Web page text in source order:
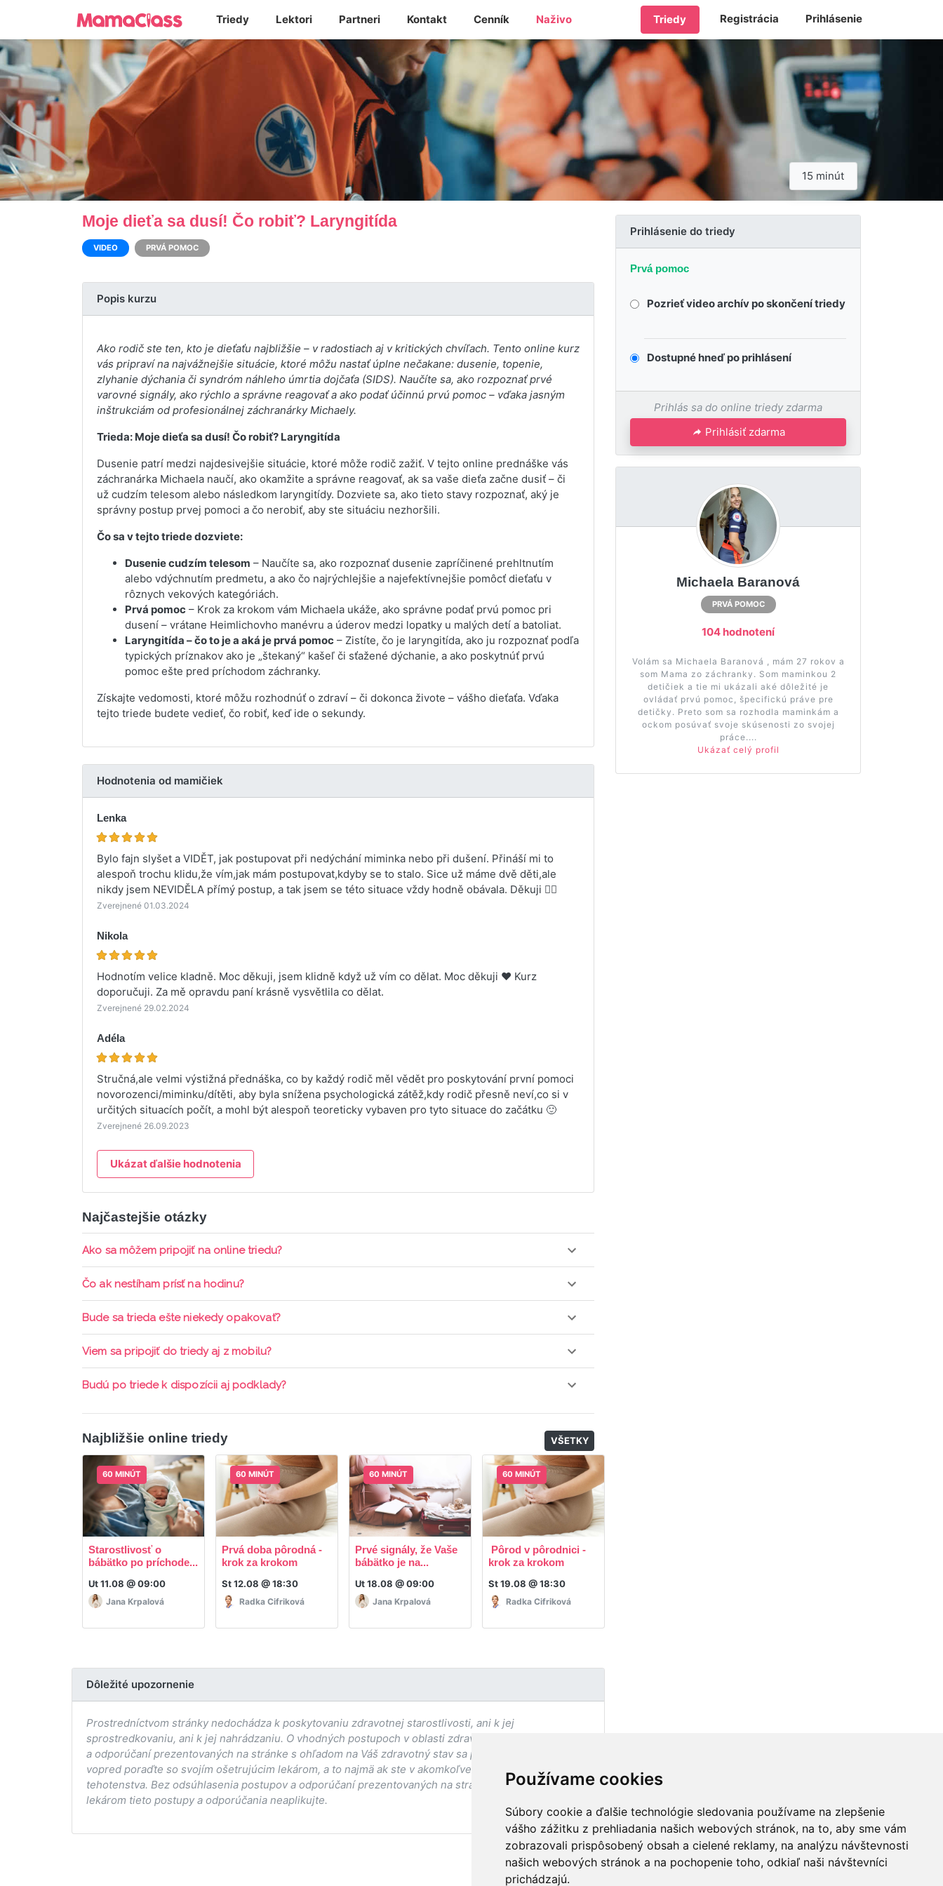
Používame cookies
Súbory cookie a ďalšie technológie sledovania používame na zlepšenie
vášho zážitku z prehliadania našich webových stránok, na to, aby sme vám
zobrazovali prispôsobený obsah a cielené reklamy, na analýzu návštevnosti
našich webových stránok a na pochopenie toho, odkiaľ naši návštevníci
prichádzajú.
Triedy Lektori Partneri Kontakt Cenník Naživo Triedy Registrácia Prihlásenie
15 minút
Moje dieťa sa dusí! Čo robiť? Laryngitída
VIDEO PRVÁ POMOC
Popis kurzu
Ako rodič ste ten, kto je dieťaťu najbližšie – v radostiach aj v kritických chvíľach. Tento online kurz
vás pripraví na najvážnejšie situácie, ktoré môžu nastať úplne nečakane: dusenie, topenie,
zlyhanie dýchania či syndróm náhleho úmrtia dojčaťa (SIDS). Naučíte sa, ako rozpoznať prvé
varovné signály, ako rýchlo a správne reagovať a ako podať účinnú prvú pomoc – vďaka jasným
inštrukciám od profesionálnej záchranárky Michaely.
Trieda: Moje dieťa sa dusí! Čo robiť? Laryngitída
Dusenie patrí medzi najdesivejšie situácie, ktoré môže rodič zažiť. V tejto online prednáške vás
záchranárka Michaela naučí, ako okamžite a správne reagovať, ak sa vaše dieťa začne dusiť – či
už cudzím telesom alebo následkom laryngitídy. Dozviete sa, ako tieto stavy rozpoznať, aký je
správny postup prvej pomoci a čo nerobiť, aby ste situáciu nezhoršili.
Čo sa v tejto triede dozviete:
Dusenie cudzím telesom – Naučíte sa, ako rozpoznať dusenie zapríčinené prehltnutím
alebo vdýchnutím predmetu, a ako čo najrýchlejšie a najefektívnejšie pomôcť dieťaťu v
rôznych vekových kategóriách.
Prvá pomoc – Krok za krokom vám Michaela ukáže, ako správne podať prvú pomoc pri
dusení – vrátane Heimlichovho manévru a úderov medzi lopatky u malých detí a batoliat.
Laryngitída – čo to je a aká je prvá pomoc – Zistíte, čo je laryngitída, ako ju rozpoznať podľa
typických príznakov ako je „štekaný“ kašeľ či sťažené dýchanie, a ako poskytnúť prvú
pomoc ešte pred príchodom záchranky.
Získajte vedomosti, ktoré môžu rozhodnúť o zdraví – či dokonca živote – vášho dieťaťa. Vďaka
tejto triede budete vedieť, čo robiť, keď ide o sekundy.
Hodnotenia od mamičiek
Lenka
Bylo fajn slyšet a VIDĚT, jak postupovat při nedýchání miminka nebo při dušení. Přináší mi to
alespoň trochu klidu,že vím,jak mám postupovat,kdyby se to stalo. Sice už máme dvě děti,ale
nikdy jsem NEVIDĚLA přímý postup, a tak jsem se této situace vždy hodně obávala. Děkuji 👍🏻
Zverejnené 01.03.2024
Nikola
Hodnotím velice kladně. Moc děkuji, jsem klidně když už vím co dělat. Moc děkuji ❤️ Kurz
doporučuji. Za mě opravdu paní krásně vysvětlila co dělat.
Zverejnené 29.02.2024
Adéla
Stručná,ale velmi výstižná přednáška, co by každý rodič měl vědět pro poskytování první pomoci
novorozenci/miminku/dítěti, aby byla snížena psychologická zátěž,kdy rodič přesně neví,co si v
určitých situacích počít, a mohl být alespoň teoreticky vybaven pro tyto situace do začátku 🙂
Zverejnené 26.09.2023
Ukázat ďalšie hodnotenia
Najčastejšie otázky
Ako sa môžem pripojiť na online triedu?
Pripojenie do online triedy prebieha priamo cez web-stránku mamaclass.sk, stačí sledovať
Čo ak nestíham prísť na hodinu?
Každá trieda sa nahráva a je k dispozícií po dobu 7 dní. Pre pozretie video nahrávky je potrebné mať
Bude sa trieda ešte niekedy opakovať?
Triedy sa priebežne opakujú, stačí sledovať ponuku kurzov a tried.
Viem sa pripojiť do triedy aj z mobilu?
Áno, pripojenie do triedy je možné aj cez mobil, nie je k tomu potrebné sťahovať žiadne ďalšie appky
Budú po triede k dispozícii aj podklady?
Áno, po skončení triedy dostávate prístup na dodatočný materiál, ktorý Vaša hostka dala k dispozícií.
Najbližšie online triedy VŠETKY
60 MINÚT
Starostlivosť o
bábätko po príchode...
Ut 11.08 @ 09:00
Jana Krpalová
60 MINÚT
Prvá doba pôrodná -
krok za krokom
St 12.08 @ 18:30
Radka Cifriková
60 MINÚT
Prvé signály, že Vaše
bábätko je na...
Ut 18.08 @ 09:00
Jana Krpalová
60 MINÚT
Pôrod v pôrodnici -
krok za krokom
St 19.08 @ 18:30
Radka Cifriková
Dôležité upozornenie
Prostredníctvom stránky nedochádza k poskytovaniu zdravotnej starostlivosti, ani k jej
sprostredkovaniu, ani k jej nahrádzaniu. O vhodných postupoch v oblasti zdravia, vhodnosti postupov
a odporúčaní prezentovaných na stránke s ohľadom na Váš zdravotný stav sa pred ich aplikáciou vždy
vopred poraďte so svojím ošetrujúcim lekárom, a to najmä ak ste v akomkoľvek štádiu
tehotenstva. Bez odsúhlasenia postupov a odporúčaní prezentovaných na stránke Vaším ošetrujúcim
lekárom tieto postupy a odporúčania neaplikujte.
Prihlásenie do triedy
Prvá pomoc
Pozrieť video archív po skončení triedy
Dostupné hneď po prihlásení
Prihlás sa do online triedy zdarma
Prihlásiť zdarma
Michaela Baranová
PRVÁ POMOC
104 hodnotení
Volám sa Michaela Baranová , mám 27 rokov a
som Mama zo záchranky. Som maminkou 2
detičiek a tie mi ukázali aké dôležité je
ovládať prvú pomoc, špecifickú práve pre
detičky. Preto som sa rozhodla maminkám a
ockom posúvať svoje skúsenosti zo svojej
práce....
Ukázať celý profil